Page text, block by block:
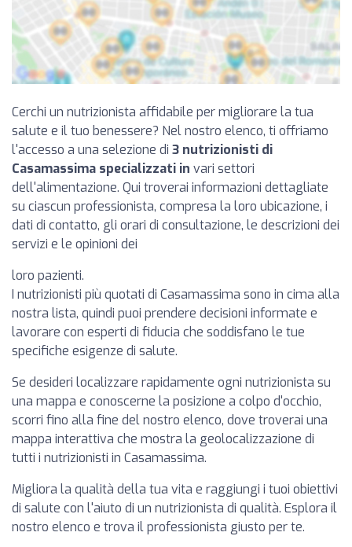
Cerchi un nutrizionista affidabile per migliorare la tua
salute e il tuo benessere? Nel nostro elenco, ti offriamo
l'accesso a una selezione di 3 nutrizionisti di
Casamassima specializzati in vari settori
dell'alimentazione. Qui troverai informazioni dettagliate
su ciascun professionista, compresa la loro ubicazione, i
dati di contatto, gli orari di consultazione, le descrizioni dei
servizi e le opinioni dei
loro pazienti.
I nutrizionisti più quotati di Casamassima sono in cima alla
nostra lista, quindi puoi prendere decisioni informate e
lavorare con esperti di fiducia che soddisfano le tue
specifiche esigenze di salute.
Se desideri localizzare rapidamente ogni nutrizionista su
una mappa e conoscerne la posizione a colpo d'occhio,
scorri fino alla fine del nostro elenco, dove troverai una
mappa interattiva che mostra la geolocalizzazione di
tutti i nutrizionisti in Casamassima.
Migliora la qualità della tua vita e raggiungi i tuoi obiettivi
di salute con l'aiuto di un nutrizionista di qualità. Esplora il
nostro elenco e trova il professionista giusto per te.